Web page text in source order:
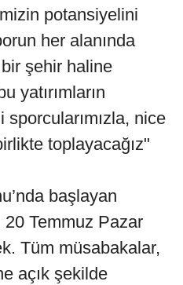
potansiyelini
her alanında
şehir haline
yatırımların
nice
toplayacağız"
başlayan
20 Temmuz Pazar
Tüm müsabakalar,
açık şekilde